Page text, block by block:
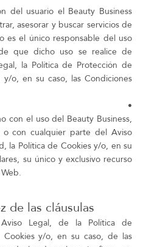
del usuario el Beauty Business
asesorar y buscar servicios de
es el único responsable del uso
que dicho uso se realice de
la Política de Protección de
o, en su caso, las Condiciones
•
con el uso del Beauty Business,
o con cualquier parte del Aviso
la Política de Cookies y/o, en su
su único y exclusivo recurso
de las cláusulas
Legal, de la Política de
y/o, en su caso, de las